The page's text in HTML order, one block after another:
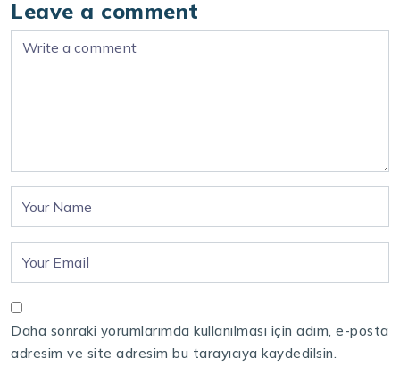
Leave a comment
Daha sonraki yorumlarımda kullanılması için adım, e-posta
adresim ve site adresim bu tarayıcıya kaydedilsin.